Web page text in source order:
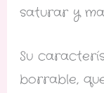
saturar y
Su
borrable,